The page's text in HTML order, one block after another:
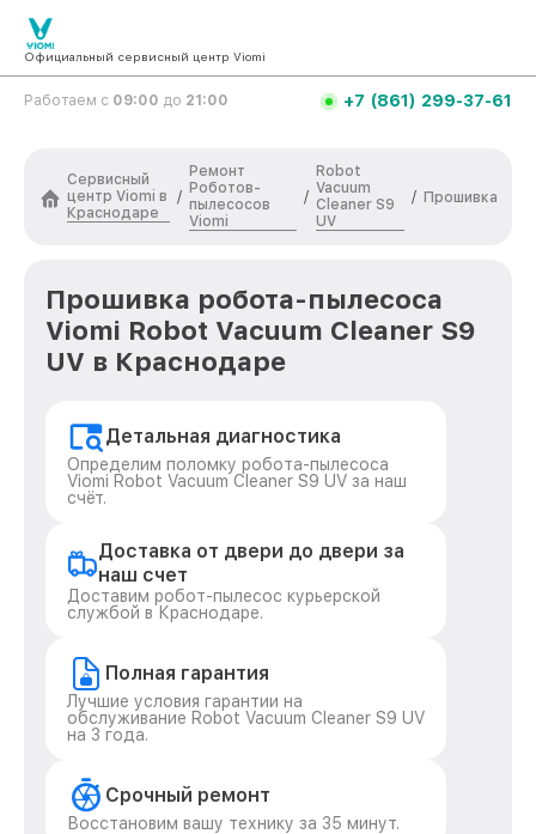
Официальный сервисный центр Viomi
Работаем с 09:00 до 21:00 +7 (861) 299-37-61
Сервисный
центр Viomi в
Краснодаре
/
Ремонт
Роботов-
пылесосов
Viomi
/
Robot
Vacuum
Cleaner S9
UV
/ Прошивка
Прошивка робота-пылесоса
Viomi Robot Vacuum Cleaner S9
UV в Краснодаре
Детальная диагностика
Определим поломку робота-пылесоса
Viomi Robot Vacuum Cleaner S9 UV за наш
счёт.
Доставка от двери до двери за
наш счет
Доставим робот-пылесос курьерской
службой в Краснодаре.
Полная гарантия
Лучшие условия гарантии на
обслуживание Robot Vacuum Cleaner S9 UV
на 3 года.
Срочный ремонт
Восстановим вашу технику за 35 минут.